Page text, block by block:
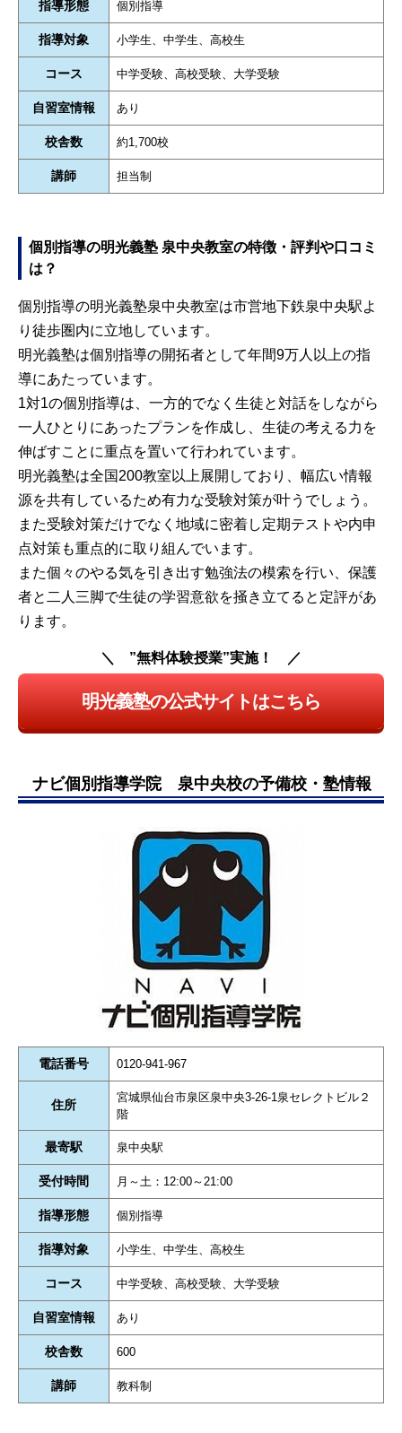
指導形態 個別指導
指導対象 小学生、中学生、高校生
コース 中学受験、高校受験、大学受験
自習室情報 あり
校舎数 約1,700校
講師 担当制
個別指導の明光義塾 泉中央教室の特徴・評判や口コミ
は？
個別指導の明光義塾泉中央教室は市営地下鉄泉中央駅よ
り徒歩圏内に立地しています。
明光義塾は個別指導の開拓者として年間9万人以上の指
導にあたっています。
1対1の個別指導は、一方的でなく生徒と対話をしながら
一人ひとりにあったプランを作成し、生徒の考える力を
伸ばすことに重点を置いて行われています。
明光義塾は全国200教室以上展開しており、幅広い情報
源を共有しているため有力な受験対策が叶うでしょう。
また受験対策だけでなく地域に密着し定期テストや内申
点対策も重点的に取り組んでいます。
また個々のやる気を引き出す勉強法の模索を行い、保護
者と二人三脚で生徒の学習意欲を掻き立てると定評があ
ります。
”無料体験授業”実施！
明光義塾の公式サイトはこちら
ナビ個別指導学院 泉中央校の予備校・塾情報
電話番号 0120-941-967
住所
宮城県仙台市泉区泉中央3-26-1泉セレクトビル２
階
最寄駅 泉中央駅
受付時間 月～土：12:00～21:00
指導形態 個別指導
指導対象 小学生、中学生、高校生
コース 中学受験、高校受験、大学受験
自習室情報 あり
校舎数 600
講師 教科制